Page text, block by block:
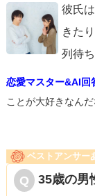
彼氏
きた
列待
恋愛マスター&AI回
ことが大好きなん
ベストアンサー
35歳の男